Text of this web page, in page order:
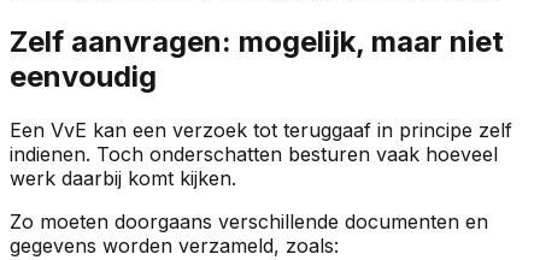
Zelf aanvragen: mogelijk, maar niet
eenvoudig
Een VvE kan een verzoek tot teruggaaf in principe zelf
indienen. Toch onderschatten besturen vaak hoeveel
werk daarbij komt kijken.
Zo moeten doorgaans verschillende documenten en
gegevens worden verzameld, zoals: